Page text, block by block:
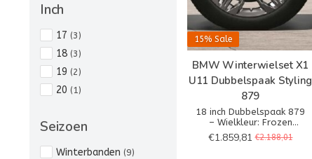
Inch
17 (3)
18 (3)
19 (2)
20 (1)
Seizoen
Winterbanden (9)
15% Sale
BMW Winterwielset X1
U11 Dubbelspaak Styling
879
18 inch Dubbelspaak 879
– Wielkleur: Frozen
Gunmetal Grey
– Wielafmetingen: 6,5Jx18
€1.859,81 €2.188,01